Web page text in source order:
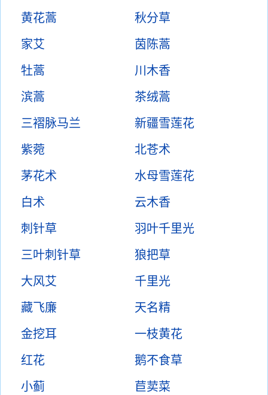
黄花蒿
秋分草
家艾
茵陈蒿
牡蒿
川木香
滨蒿
茶绒蒿
三褶脉马兰
新疆雪莲花
紫菀
北苍术
茅花术
水母雪莲花
白术
云木香
刺针草
羽叶千里光
三叶刺针草
狼把草
大风艾
千里光
藏飞廉
天名精
金挖耳
一枝黄花
红花
鹅不食草
小蓟
苣荬菜